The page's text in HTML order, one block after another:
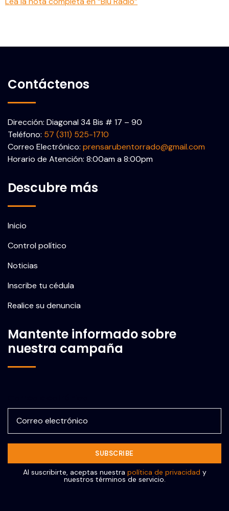
Contáctenos
Dirección: Diagonal 34 Bis # 17 – 90
Teléfono: 57 (311) 525-1710
Correo Electrónico: prensarubentorrado@gmail.com
Horario de Atención: 8:00am a 8:00pm
Descubre más
Inicio
Control político
Noticias
Inscribe tu cédula
Realice su denuncia
Mantente informado sobre
nuestra campaña
Al suscribirte, aceptas nuestra política de privacidad y
nuestros términos de servicio.